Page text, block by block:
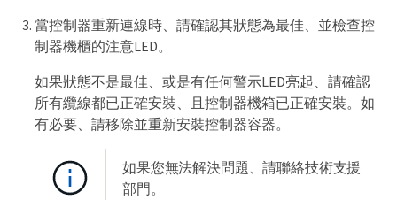
當控制器重新連線時、請確認其狀態為最佳、並檢查控
制器機櫃的注意LED。
如果狀態不是最佳、或是有任何警示LED亮起、請確認
所有纜線都已正確安裝、且控制器機箱已正確安裝。如
有必要、請移除並重新安裝控制器容器。
如果您無法解決問題、請聯絡技術支援
部門。